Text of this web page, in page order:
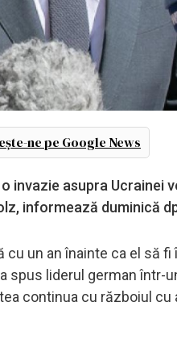
ne pe Google News
invazie asupra Ucrainei
informează duminică
un an înainte ca el să
spus liderul german într-
continua cu războiul cu